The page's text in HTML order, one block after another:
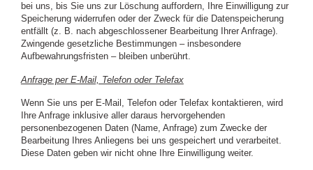
bei uns, bis Sie uns zur Löschung auffordern, Ihre Einwilligung zur
Speicherung widerrufen oder der Zweck für die Datenspeicherung
entfällt (z. B. nach abgeschlossener Bearbeitung Ihrer Anfrage).
Zwingende gesetzliche Bestimmungen – insbesondere
Aufbewahrungsfristen – bleiben unberührt.
Anfrage per E-Mail, Telefon oder Telefax
Wenn Sie uns per E-Mail, Telefon oder Telefax kontaktieren, wird
Ihre Anfrage inklusive aller daraus hervorgehenden
personenbezogenen Daten (Name, Anfrage) zum Zwecke der
Bearbeitung Ihres Anliegens bei uns gespeichert und verarbeitet.
Diese Daten geben wir nicht ohne Ihre Einwilligung weiter.